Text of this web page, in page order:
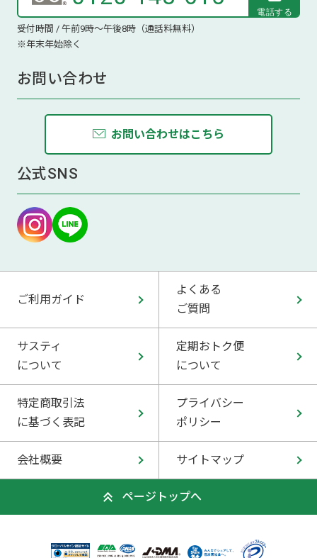
受付時間 / 午前9時～午後8時（通話料無料）
※年末年始除く
お問い合わせ
お問い合わせはこちら
公式SNS
ご利用ガイド
よくある
ご質問
サスティ
について
定期おトク便
について
特定商取引法
に基づく表記
プライバシー
ポリシー
会社概要 サイトマップ
ページトップへ